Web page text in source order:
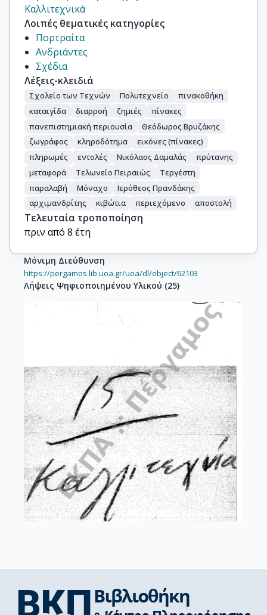
Καλλιτεχνικά
Λοιπές θεματικές κατηγορίες
Πορτραίτα
Ανδριάντες
Σχέδια
Λέξεις-κλειδιά
Σχολείο των Τεχνών Πολυτεχνείο
πινακοθήκη
καταιγίδα
διαρροή ζημιές
πίνακες
πανεπιστημιακή περιουσία
Θεόδωρος Βρυζάκης
ζωγράφος
κληροδότημα
εικόνες (πίνακες)
πληρωμές
εντολές Νικόλαος Δαμαλάς
πρύτανης
μεταφορά
Τελωνείο Πειραιώς
Τεργέστη
παραλαβή
Μόναχο
Ιερόθεος Πρανδάκης
αρχιμανδρίτης
κιβώτια περιεχόμενο αποστολή
Τελευταία τροποποίηση
πριν από 8 έτη
Μόνιμη Διεύθυνση
https://pergamos.lib.uoa.gr/uoa/dl/object/62103
Λήψεις Ψηφιοποιημένου Υλικού (25)